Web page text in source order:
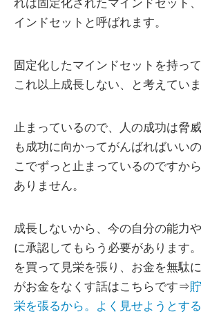
れは固定化されたマインドセット
インドセットと呼ばれます。
固定化したマインドセットを持っ
これ以上成長しない、と考えていま
止まっているので、人の成功は脅
も成功に向かってがんばればいい
こでずっと止まっているのですか
ありません。
成長しないから、今の自分の能力
に承認してもらう必要があります
を買って見栄を張り、お金を無駄
がお金をなくす話はこちらです⇒
栄を張るから。よく見せようとす